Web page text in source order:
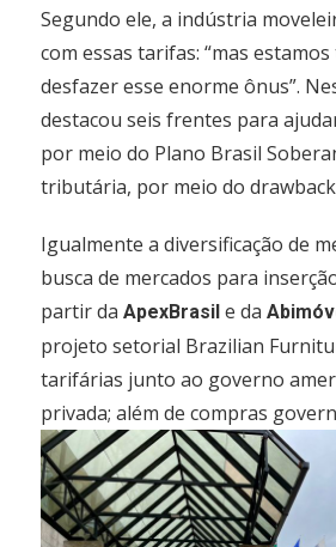
Segundo ele, a indústria
com essas tarifas: “mas
desfazer esse enorme ônus”.
destacou seis frentes para
por meio do Plano Brasil
tributária, por meio do
Igualmente a diversificação de
busca de mercados para
partir daApexBrasil e da
projeto setorial Brazilian
tarifárias junto ao governo
privada; além de compras